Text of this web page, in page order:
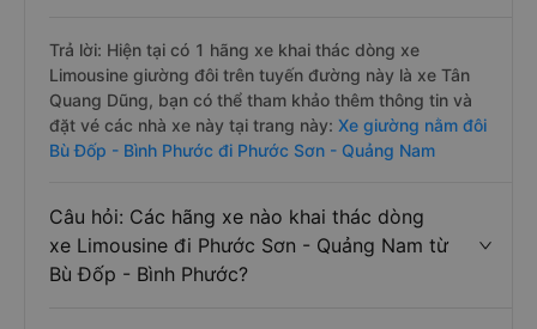
Trả lời: Hiện tại có 1 hãng xe khai thác dòng xe
Limousine giường đôi trên tuyến đường này là xe Tân
Quang Dũng, bạn có thể tham khảo thêm thông tin và
đặt vé các nhà xe này tại trang này: Xe giường nằm đôi
Bù Đốp - Bình Phước đi Phước Sơn - Quảng Nam
Câu hỏi: Các hãng xe nào khai thác dòng
xe Limousine đi Phước Sơn - Quảng Nam từ
Bù Đốp - Bình Phước?